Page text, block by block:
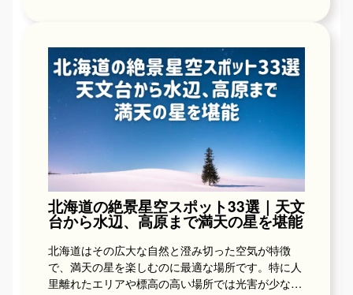
北海道の絶景星空スポット33選｜天文
台から水辺、高原まで満天の星を堪能
北海道はその広大な自然と澄み切った空気が特徴
で、満天の星を楽しむのに最適な場所です。特に人
里離れたエリアや標高の高い場所では光害が少な